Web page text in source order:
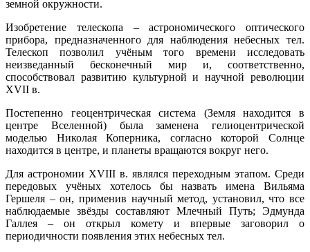
земной окружности.
Изобретение телескопа – астрономического оптического
прибора, предназначенного для наблюдения небесных тел.
Телескоп позволил учёным того времени исследовать
неизведанный бесконечный мир и, соответственно,
способствовал развитию культурной и научной революции
XVII в.
Постепенно геоцентрическая система (Земля находится в
центре Вселенной) была заменена гелиоцентрической
моделью Николая Коперника, согласно которой Солнце
находится в центре, и планеты вращаются вокруг него.
Для астрономии XVIII в. являлся переходным этапом. Среди
передовых учёных хотелось бы назвать имена Вильяма
Гершеля – он, применив научный метод, установил, что все
наблюдаемые звёзды составляют Млечный Путь; Эдмунда
Галлея – он открыл комету и впервые заговорил о
периодичности появления этих небесных тел.